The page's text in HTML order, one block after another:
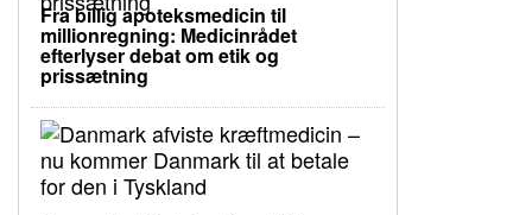
Fra billig apoteksmedicin til
millionregning: Medicinrådet
efterlyser debat om etik og
prissætning